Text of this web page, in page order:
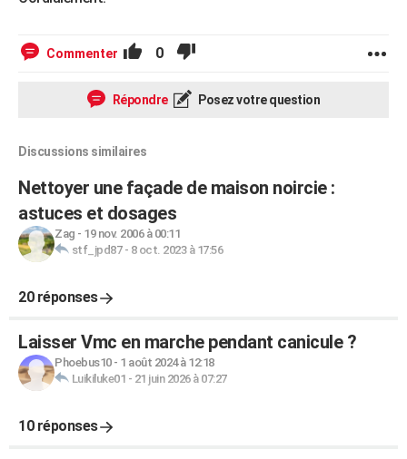
Commenter 0
Répondre Posez votre question
Discussions similaires
Nettoyer une façade de maison noircie :
astuces et dosages
Zag - 19 nov. 2006 à 00:11
stf_jpd87- 8 oct. 2023 à 17:56
20 réponses
Laisser Vmc en marche pendant canicule ?
Phoebus10- 1 août 2024 à 12:18
Luikiluke01 - 21 juin 2026 à 07:27
10 réponses